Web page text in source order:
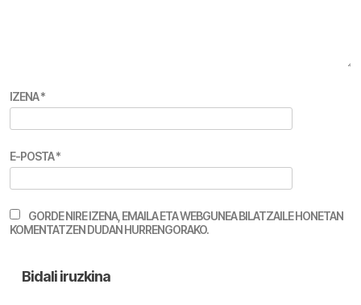
IZENA*
E-POSTA*
GORDE NIRE IZENA, EMAILA ETA WEBGUNEA BILATZAILE HONETAN
KOMENTATZEN DUDAN HURRENGORAKO.